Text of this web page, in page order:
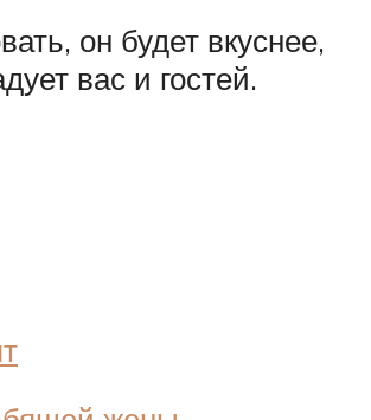
он будет вкуснее,
вас и гостей.